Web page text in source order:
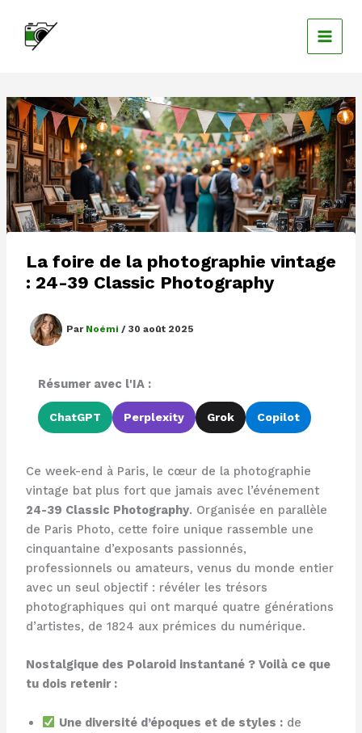
contenu
La foire de la photographie vintage
: 24-39 Classic Photography
Par Noémi / 30 août 2025
Résumer avec l'IA :
ChatGPT Perplexity Grok Copilot
Ce week-end à Paris, le cœur de la photographie
vintage bat plus fort que jamais avec l’événement
24-39 Classic Photography. Organisée en parallèle
de Paris Photo, cette foire unique rassemble une
cinquantaine d’exposants passionnés,
professionnels ou amateurs, venus du monde entier
avec un seul objectif : révéler les trésors
photographiques qui ont marqué quatre générations
d’artistes, de 1824 aux prémices du numérique.
Nostalgique des Polaroid instantané ? Voilà ce que
tu dois retenir :
Une diversité d’époques et de styles : de